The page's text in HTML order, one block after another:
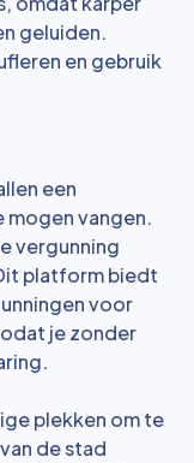
geluiden.
en gebruik
een
mogen vangen.
vergunning
platform biedt
voor
je zonder
plekken om te
de stad